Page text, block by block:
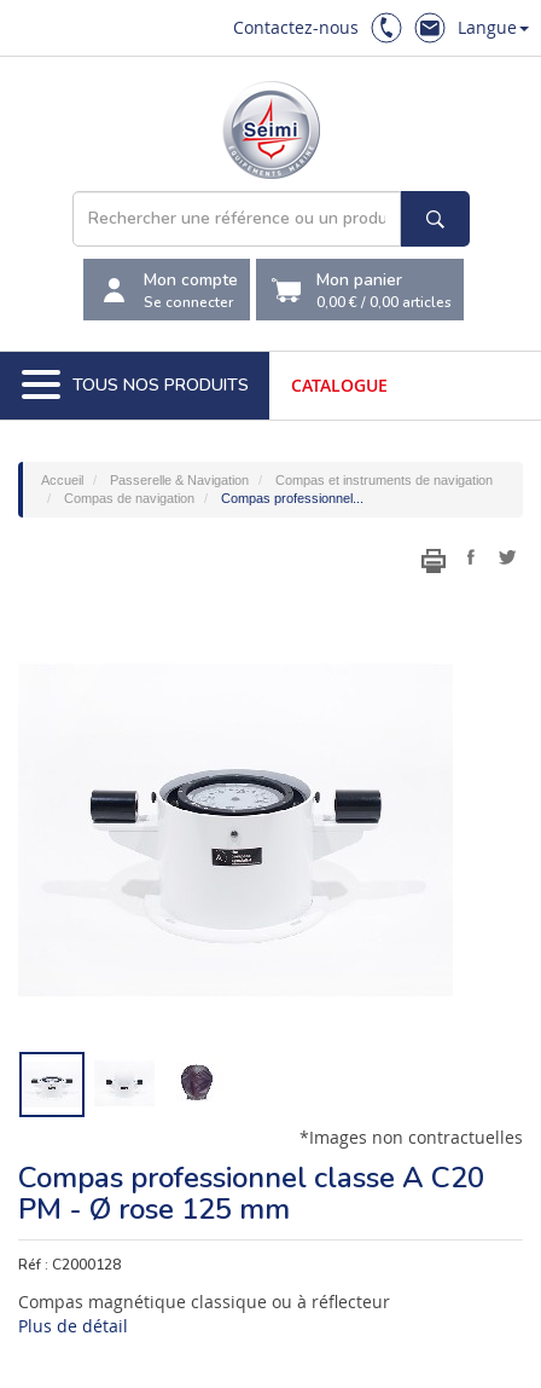
Contactez-nous Langue
Mon compte
Se connecter
Mon panier
0,00 €/0,00 articles
TOUS NOS PRODUITS CATALOGUE
Accueil Passerelle & Navigation
Compas et instruments de navigation
Compas de navigation
Compas professionnel...
*Images non contractuelles
Compas professionnel classe A C20
PM - Ø rose 125 mm
Réf : C2000128
Compas magnétique classique ou à réflecteur
Plus de détail